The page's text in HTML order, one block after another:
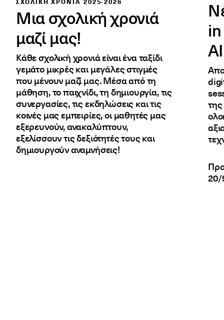
Μια σχολική χρονιά
μαζί μας!
Κάθε σχολική χρονιά είναι ένα ταξίδι
γεμάτο μικρές και μεγάλες στιγμές
που μένουν μαζί μας. Μέσα από τη
μάθηση, το παιχνίδι, τη δημιουργία, τις
συνεργασίες, τις εκδηλώσεις και τις
κοινές μας εμπειρίες, οι μαθητές μας
εξερευνούν, ανακαλύπτουν,
εξελίσσουν τις δεξιότητές τους και
δημιουργούν αναμνήσεις!
20/